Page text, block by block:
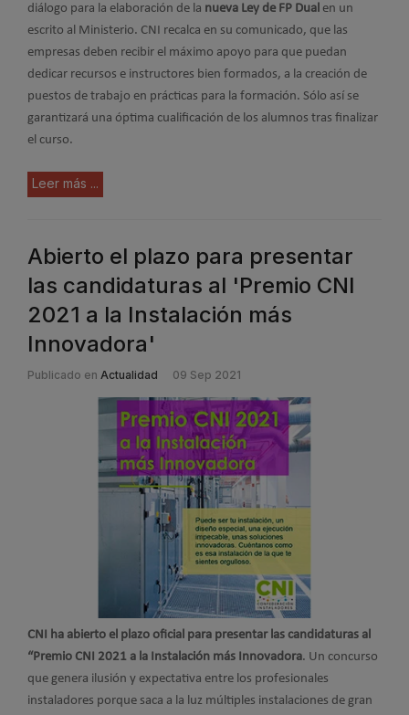
diálogo para la elaboración de la nueva Ley de FP Dual en un
escrito al Ministerio. CNI recalca en su comunicado, que las
empresas deben recibir el máximo apoyo para que puedan
dedicar recursos e instructores bien formados, a la creación de
puestos de trabajo en prácticas para la formación. Sólo así se
garantizará una óptima cualificación de los alumnos tras finalizar
el curso.
Leer más ...
Abierto el plazo para presentar
las candidaturas al 'Premio CNI
2021 a la Instalación más
Innovadora'
Publicado en Actualidad 09 Sep 2021
CNI ha abierto el plazo oficial para presentar las candidaturas al
“Premio CNI 2021 a la Instalación más Innovadora. Un concurso
que genera ilusión y expectativa entre los profesionales
instaladores porque saca a la luz múltiples instalaciones de gran